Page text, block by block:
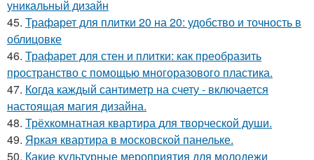
уникальный дизайн
45. Трафарет для плитки 20 на 20: удобство и точность в
облицовке
46. Трафарет для стен и плитки: как преобразить
пространство с помощью многоразового пластика.
47. Когда каждый сантиметр на счету - включается
настоящая магия дизайна.
48. Трёхкомнатная квартира для творческой души.
49. Яркая квартира в московской панельке.
50. Какие культурные мероприятия для молодежи